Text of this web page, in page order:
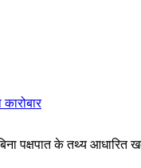
पक्षपात के तथ्य